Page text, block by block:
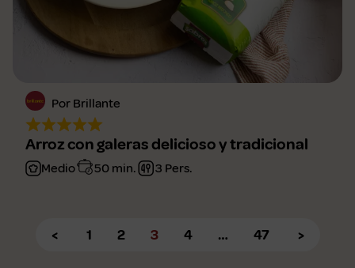
Por Brillante
Arroz con galeras delicioso y tradicional
Medio 50 min. 3 Pers.
< 1 2 3 4 … 47 >